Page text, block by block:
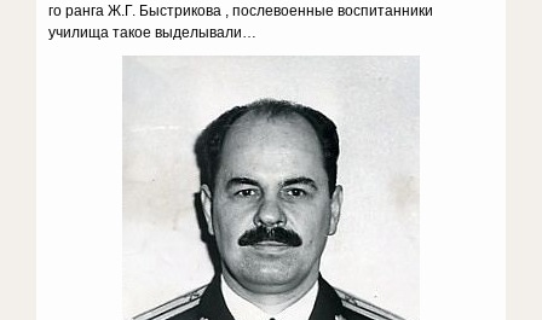
го ранга Ж.Г. Быстрикова , послевоенные воспитанники
училища такое выделывали…